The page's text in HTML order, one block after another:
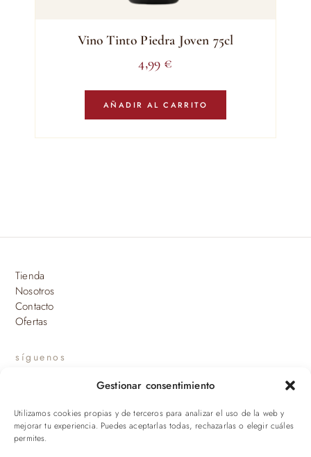
Gestionar consentimiento
Utilizamos cookies propias y de terceros para analizar el uso de la web y
mejorar tu experiencia. Puedes aceptarlas todas, rechazarlas o elegir cuáles
permites.
Vino Tinto Piedra Joven 75cl
4,99 €
AÑADIR AL CARRITO
Tienda
Nosotros
Contacto
Ofertas
síguenos
suscríbete a nuestras novedades